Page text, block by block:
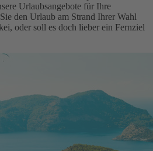
Urlaubsangebote für Ihre
den Urlaub am Strand Ihrer Wahl
oder soll es doch lieber ein Fernziel